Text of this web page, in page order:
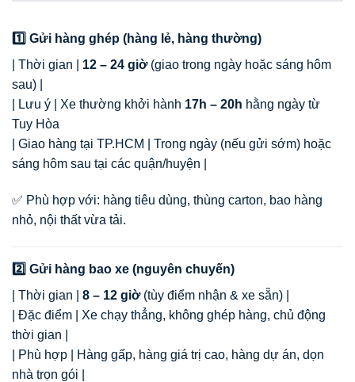
1️⃣ Gửi hàng ghép (hàng lẻ, hàng thường)
| Thời gian | 12 – 24 giờ(giao trong ngày hoặc sáng hôm
sau) |
| Lưu ý | Xe thường khởi hành 17h – 20h hằng ngày từ
Tuy Hòa
| Giao hàng tại TP.HCM | Trong ngày (nếu gửi sớm) hoặc
sáng hôm sau tại các quận/huyện |
✅ Phù hợp với: hàng tiêu dùng, thùng carton, bao hàng
nhỏ, nội thất vừa tải.
2️⃣ Gửi hàng bao xe (nguyên chuyến)
| Thời gian | 8 – 12 giờ(tùy điểm nhận & xe sẵn) |
| Đặc điểm | Xe chạy thẳng, không ghép hàng, chủ động
thời gian |
| Phù hợp | Hàng gấp, hàng giá trị cao, hàng dự án, dọn
nhà trọn gói |